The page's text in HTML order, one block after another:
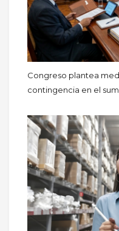
Congreso plantea
contingencia en el